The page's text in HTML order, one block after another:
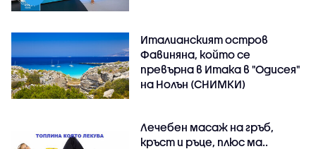
Италианският остров
Фавиняна, който се
превърна в Итака в "Одисея"
на Нолън (СНИМКИ)
Лечебен масаж на гръб,
кръст и ръце, плюс ма..